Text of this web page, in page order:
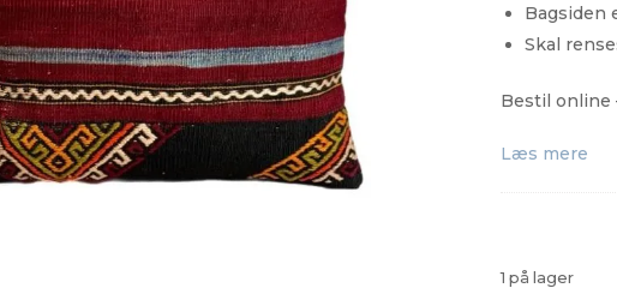
Bagsiden
Skal
Bestil online
Læs mere
1 på lager